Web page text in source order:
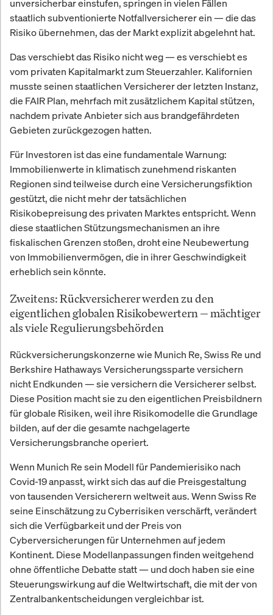
unversicherbar einstufen, springen in vielen Fällen
staatlich subventionierte Notfallversicherer ein — die das
Risiko übernehmen, das der Markt explizit abgelehnt hat.
Das verschiebt das Risiko nicht weg — es verschiebt es
vom privaten Kapitalmarkt zum Steuerzahler. Kalifornien
musste seinen staatlichen Versicherer der letzten Instanz,
die FAIR Plan, mehrfach mit zusätzlichem Kapital stützen,
nachdem private Anbieter sich aus brandgefährdeten
Gebieten zurückgezogen hatten.
Für Investoren ist das eine fundamentale Warnung:
Immobilienwerte in klimatisch zunehmend riskanten
Regionen sind teilweise durch eine Versicherungsfiktion
gestützt, die nicht mehr der tatsächlichen
Risikobepreisung des privaten Marktes entspricht. Wenn
diese staatlichen Stützungsmechanismen an ihre
fiskalischen Grenzen stoßen, droht eine Neubewertung
von Immobilienvermögen, die in ihrer Geschwindigkeit
erheblich sein könnte.
Zweitens: Rückversicherer werden zu den
eigentlichen globalen Risikobewertern — mächtiger
als viele Regulierungsbehörden
Rückversicherungskonzerne wie Munich Re, Swiss Re und
Berkshire Hathaways Versicherungssparte versichern
nicht Endkunden — sie versichern die Versicherer selbst.
Diese Position macht sie zu den eigentlichen Preisbildnern
für globale Risiken, weil ihre Risikomodelle die Grundlage
bilden, auf der die gesamte nachgelagerte
Versicherungsbranche operiert.
Wenn Munich Re sein Modell für Pandemierisiko nach
Covid-19 anpasst, wirkt sich das auf die Preisgestaltung
von tausenden Versicherern weltweit aus. Wenn Swiss Re
seine Einschätzung zu Cyberrisiken verschärft, verändert
sich die Verfügbarkeit und der Preis von
Cyberversicherungen für Unternehmen auf jedem
Kontinent. Diese Modellanpassungen finden weitgehend
ohne öffentliche Debatte statt — und doch haben sie eine
Steuerungswirkung auf die Weltwirtschaft, die mit der von
Zentralbankentscheidungen vergleichbar ist.